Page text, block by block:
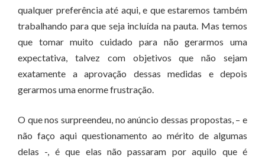
qualquer preferência até aqui, e que estaremos também
trabalhando para que seja incluída na pauta. Mas temos
que tomar muito cuidado para não gerarmos uma
expectativa, talvez com objetivos que não sejam
exatamente a aprovação dessas medidas e depois
gerarmos uma enorme frustração.
O que nos surpreendeu, no anúncio dessas propostas, – e
não faço aqui questionamento ao mérito de algumas
delas -, é que elas não passaram por aquilo que é